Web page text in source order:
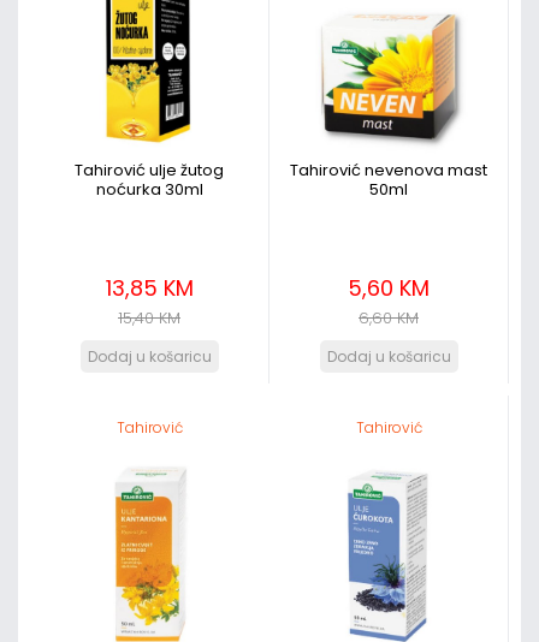
Tahirović ulje žutog
noćurka 30ml
13,85 KM
15,40 KM
Tahirović nevenova mast
50ml
5,60 KM
6,60 KM
Tahirović Tahirović